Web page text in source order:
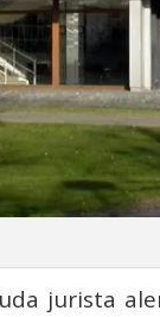
jurista